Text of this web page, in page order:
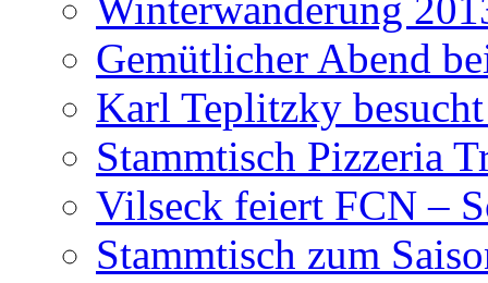
Gemütlicher Abend
Karl Teplitzky
Stammtisch Pizzeria
Vilseck feiert FCN –
Stammtisch zum